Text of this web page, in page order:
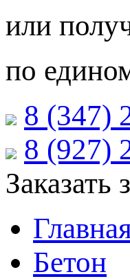
или
по
8 (347)
8 (927)
Заказать
Бетон